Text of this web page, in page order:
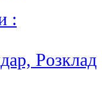
:
Poзклад